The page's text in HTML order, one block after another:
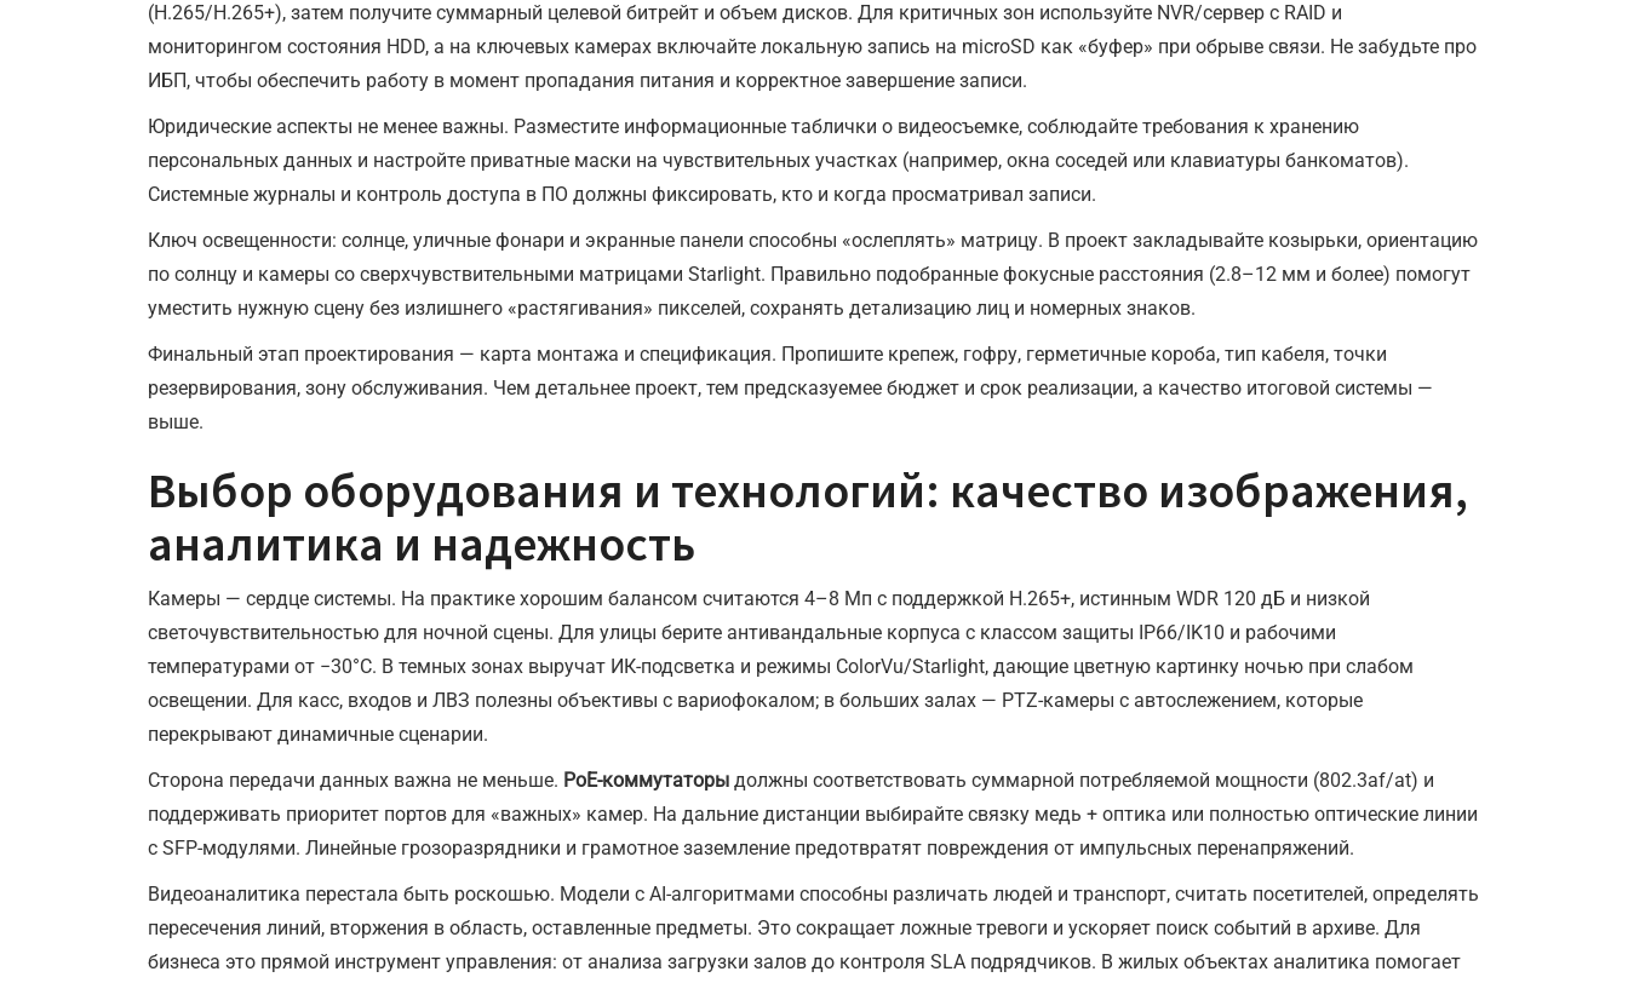
(H.265/H.265+), затем получите суммарный целевой битрейт и объем дисков. Для критичных зон используйте NVR/сервер с RAID и
мониторингом состояния HDD, а на ключевых камерах включайте локальную запись на microSD как «буфер» при обрыве связи. Не забудьте про
ИБП, чтобы обеспечить работу в момент пропадания питания и корректное завершение записи.
Юридические аспекты не менее важны. Разместите информационные таблички о видеосъемке, соблюдайте требования к хранению
персональных данных и настройте приватные маски на чувствительных участках (например, окна соседей или клавиатуры банкоматов).
Системные журналы и контроль доступа в ПО должны фиксировать, кто и когда просматривал записи.
Ключ освещенности: солнце, уличные фонари и экранные панели способны «ослеплять» матрицу. В проект закладывайте козырьки, ориентацию
по солнцу и камеры со сверхчувствительными матрицами Starlight. Правильно подобранные фокусные расстояния (2.8–12 мм и более) помогут
уместить нужную сцену без излишнего «растягивания» пикселей, сохранять детализацию лиц и номерных знаков.
Финальный этап проектирования — карта монтажа и спецификация. Пропишите крепеж, гофру, герметичные короба, тип кабеля, точки
резервирования, зону обслуживания. Чем детальнее проект, тем предсказуемее бюджет и срок реализации, а качество итоговой системы —
выше.
Выбор оборудования и технологий: качество изображения,
аналитика и надежность
Камеры — сердце системы. На практике хорошим балансом считаются 4–8 Мп с поддержкой H.265+, истинным WDR 120 дБ и низкой
светочувствительностью для ночной сцены. Для улицы берите антивандальные корпуса с классом защиты IP66/IK10 и рабочими
температурами от −30°C. В темных зонах выручат ИК-подсветка и режимы ColorVu/Starlight, дающие цветную картинку ночью при слабом
освещении. Для касс, входов и ЛВЗ полезны объективы с вариофокалом; в больших залах — PTZ-камеры с автослежением, которые
перекрывают динамичные сценарии.
Сторона передачи данных важна не меньше. PoE-коммутаторы должны соответствовать суммарной потребляемой мощности (802.3af/at) и
поддерживать приоритет портов для «важных» камер. На дальние дистанции выбирайте связку медь + оптика или полностью оптические линии
с SFP-модулями. Линейные грозоразрядники и грамотное заземление предотвратят повреждения от импульсных перенапряжений.
Видеоаналитика перестала быть роскошью. Модели с AI-алгоритмами способны различать людей и транспорт, считать посетителей, определять
пересечения линий, вторжения в область, оставленные предметы. Это сокращает ложные тревоги и ускоряет поиск событий в архиве. Для
бизнеса это прямой инструмент управления: от анализа загрузки залов до контроля SLA подрядчиков. В жилых объектах аналитика помогает